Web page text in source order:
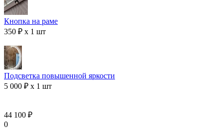
Кнопка на раме
350 ₽ x 1 шт
Подсветка повышенной яркости
5 000 ₽ x 1 шт
44 100 ₽
0